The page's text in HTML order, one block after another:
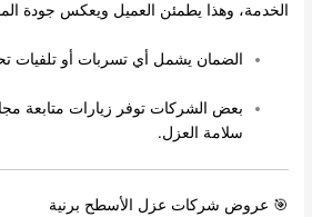
الخدمة، وهذا يطمئن العميل ويعكس جودة
الضمان يشمل أي تسربات أو تلفيات
بعض الشركات توفر زيارات متابعة
سلامة العزل.
🎯 عروض شركات عزل الأسطح برنية